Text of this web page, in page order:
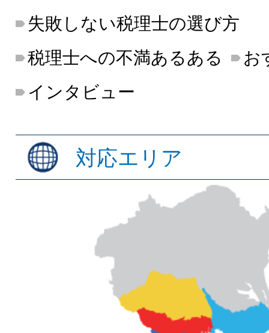
失敗しない税理士の選び方
税理士への不満あるある
お
インタビュー
対応エリア